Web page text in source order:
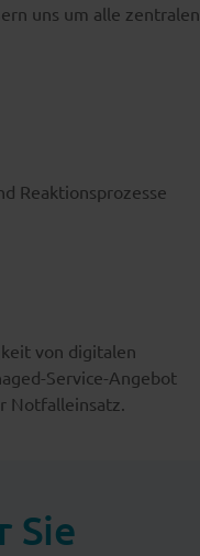
uns um alle zentralen
Reaktionsprozesse
von digitalen
Service-Angebot
Notfalleinsatz.
Sie